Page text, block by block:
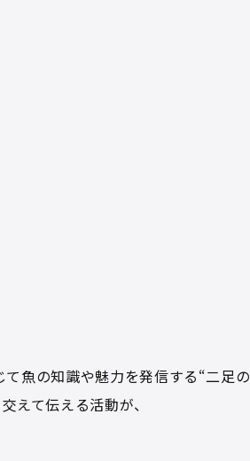
魚の知識や魅力を発信する“二足
えて伝える活動が、